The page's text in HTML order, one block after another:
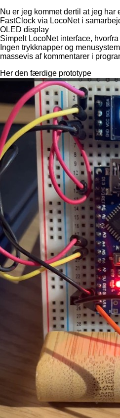
Nu er jeg kommet dertil at jeg har
FastClock via LocoNet i
OLED display
Simpelt LocoNet interface,
Ingen trykknapper og
massevis af kommentarer i
Her den færdige prototype